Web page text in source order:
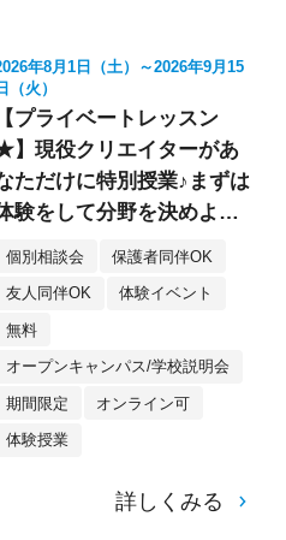
年8月1日（土）～2026年9月15
（火）
【プライベートレッスン
】現役クリエイターがあ
ただけに特別授業♪まずは
験をして分野を決めよ
う！《デザイン・イラス
個別相談会 保護者同伴OK
友人同伴OK 体験イベント
無料
オープンキャンパス/学校説明会
期間限定 オンライン可
体験授業
詳しくみる